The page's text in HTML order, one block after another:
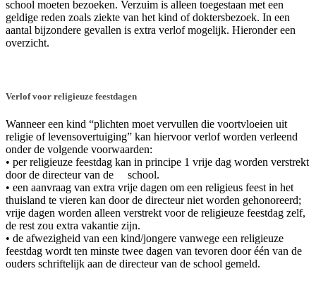
school moeten bezoeken. Verzuim is alleen toegestaan met een
geldige reden zoals ziekte van het kind of doktersbezoek. In een
aantal bijzondere gevallen is extra verlof mogelijk. Hieronder een
overzicht.
Verlof voor religieuze feestdagen
Wanneer een kind “plichten moet vervullen die voortvloeien uit
religie of levensovertuiging” kan hiervoor verlof worden verleend
onder de volgende voorwaarden:
• per religieuze feestdag kan in principe 1 vrije dag worden verstrekt
door de directeur van de school.
• een aanvraag van extra vrije dagen om een religieus feest in het
thuisland te vieren kan door de directeur niet worden gehonoreerd;
vrije dagen worden alleen verstrekt voor de religieuze feestdag zelf,
de rest zou extra vakantie zijn.
• de afwezigheid van een kind/jongere vanwege een religieuze
feestdag wordt ten minste twee dagen van tevoren door één van de
ouders schriftelijk aan de directeur van de school gemeld.